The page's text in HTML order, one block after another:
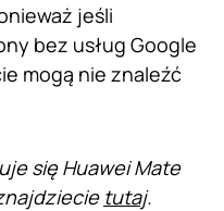
jeśli
bez usług Google
mogą nie znaleźć
się Huawei Mate
tutaj.